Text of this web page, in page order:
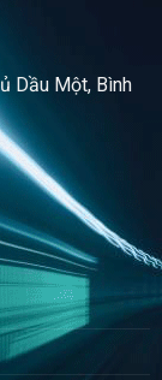
Dầu Một, Bình